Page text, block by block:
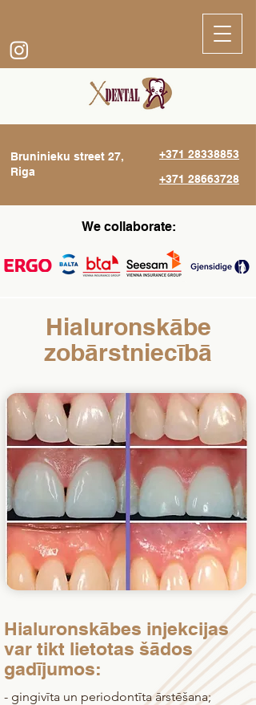
Bruninieku street 27,
Riga
+371 28338853
+371 28663728
We collaborate:
Hialuronskābe
zobārstniecībā
Hialuronskābes injekcijas
var tikt lietotas šādos
gadījumos:
- gingivīta un periodontīta ārstēšana;